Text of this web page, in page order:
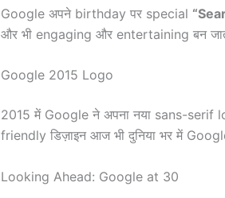
Google अपने birthday पर special
और भी engaging और entertaining बन
Google 2015 Logo
2015 में Google ने अपना नया sans-serif
friendly डिज़ाइन आज भी दुनिया भर में
Looking Ahead: Google at 30